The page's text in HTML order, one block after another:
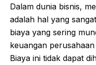
Dalam dunia bisnis,
adalah hal yang
biaya yang sering
keuangan
Biaya ini tidak dapat